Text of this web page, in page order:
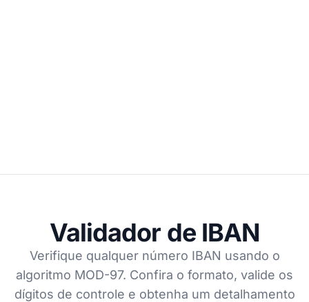
Validador de IBAN
Verifique qualquer número IBAN usando o
algoritmo MOD-97. Confira o formato, valide os
dígitos de controle e obtenha um detalhamento